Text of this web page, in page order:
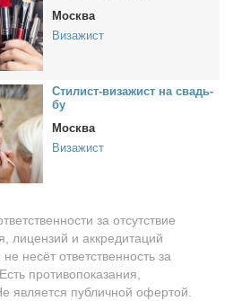
Москва
Визажист
Сти­лист-ви­за­жист на свадь­
бу
Москва
Визажист
за отсутствие
лицензий и аккредитаций
несёт ответственность за
противопоказания,
является публичной офертой.